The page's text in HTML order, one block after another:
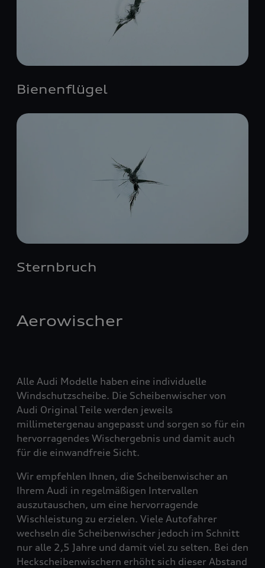
Bienenflügel
Sternbruch
Aerowischer
Alle Audi Modelle haben eine individuelle
Windschutzscheibe. Die Scheibenwischer von
Audi Original Teile werden jeweils
millimetergenau angepasst und sorgen so für ein
hervorragendes Wischergebnis und damit auch
für die einwandfreie Sicht.
Wir empfehlen Ihnen, die Scheibenwischer an
Ihrem Audi in regelmäßigen Intervallen
auszutauschen, um eine hervorragende
Wischleistung zu erzielen. Viele Autofahrer
wechseln die Scheibenwischer jedoch im Schnitt
nur alle 2,5 Jahre und damit viel zu selten. Bei den
Heckscheibenwischern erhöht sich dieser Abstand